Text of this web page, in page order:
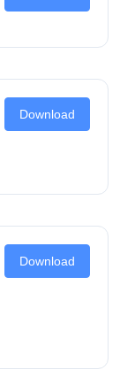
Download
Download